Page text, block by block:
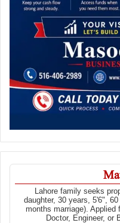
Lahore family seeks
daughter, 30 years, 5'6",
months marriage).
Doctor, Engineer, or